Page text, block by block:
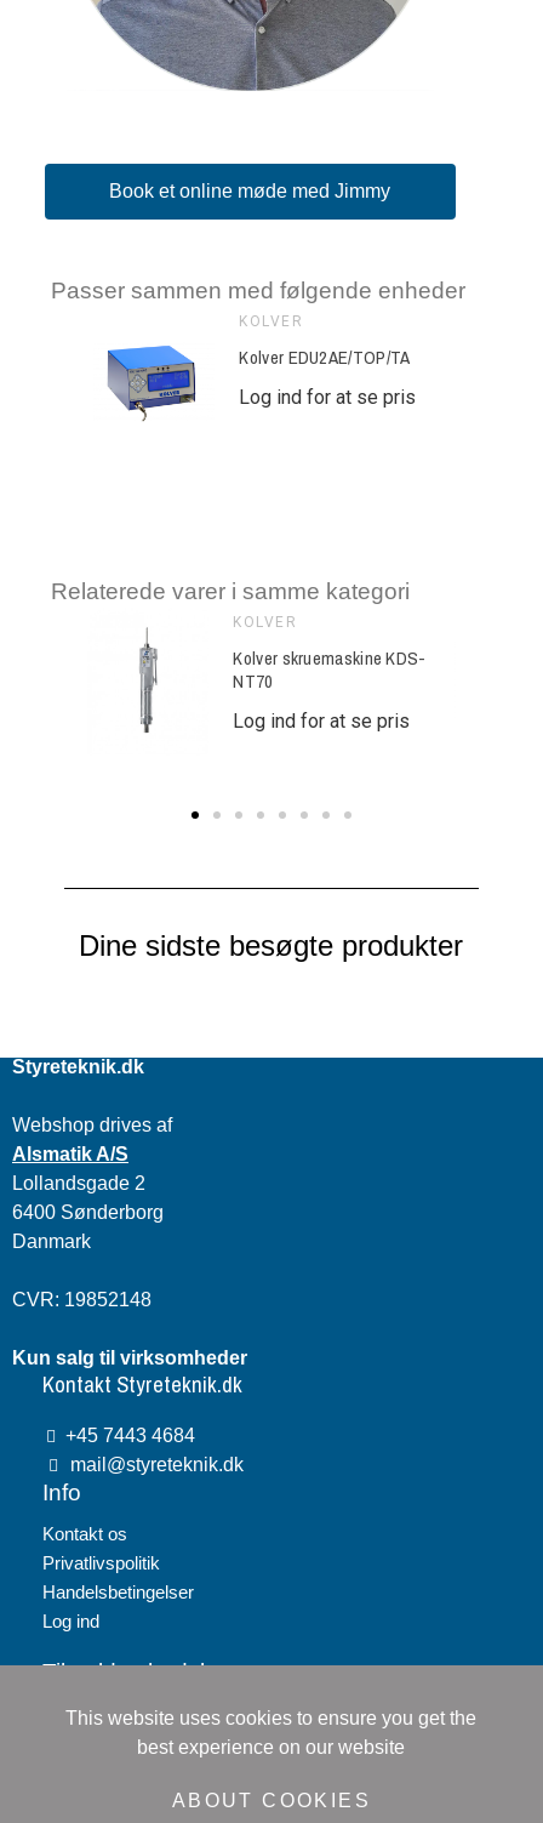
Book et online møde med Jimmy
Passer sammen med følgende enheder
KOLVER
Kolver EDU2AE/TOP/TA
Log ind for at se pris
Relaterede varer i samme kategori
KOLVER
Kolver skruemaskine KDS-
NT70
Log ind for at se pris
Dine sidste besøgte produkter
Styreteknik.dk
Webshop drives af
Alsmatik A/S
Lollandsgade 2
6400 Sønderborg
Danmark
CVR: 19852148
Kun salg til virksomheder
Kontakt Styreteknik.dk
+45 7443 4684
mail@styreteknik.dk
Info
Kontakt os
Privatlivspolitik
Handelsbetingelser
Log ind
Tilmeld nyhedsbrev
Tilmeld
Jeg acceptererpersondatapolitikken
This website uses cookies to ensure you get the
best experience on our website
ABOUT COOKIES